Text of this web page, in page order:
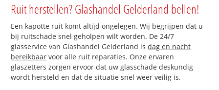
Ruit herstellen? Glashandel Gelderland bellen!
Een kapotte ruit komt altijd ongelegen. Wij begrijpen dat u
bij ruitschade snel geholpen wilt worden. De 24/7
glasservice van Glashandel Gelderland isdag en nacht
bereikbaar voor alle ruit reparaties. Onze ervaren
glaszetters zorgen ervoor dat uw glasschade deskundig
wordt hersteld en dat de situatie snel weer veilig is.